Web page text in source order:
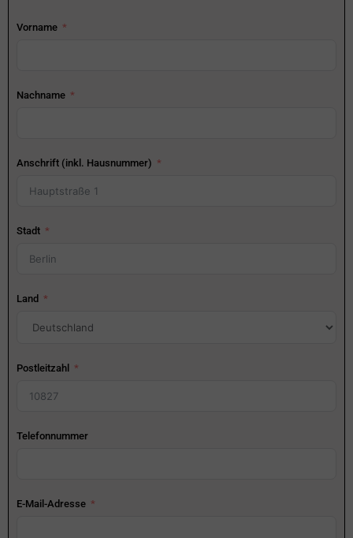
Vorname
Nachname
Anschrift (inkl. Hausnummer)
Stadt
Land
Postleitzahl
Telefonnummer
E-Mail-Adresse